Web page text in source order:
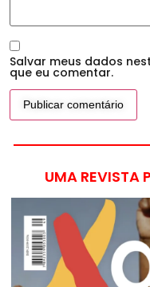
Salvar meus dados
que eu comentar.
UMA REVISTA